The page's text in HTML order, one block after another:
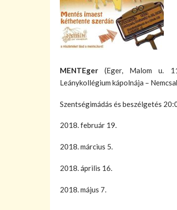
MENTEger (Eger, Malom u.
Leánykollégium kápolnája –
Szentségimádás és beszélgetés
2018. február 19.
2018. március 5.
2018. április 16.
2018. május 7.